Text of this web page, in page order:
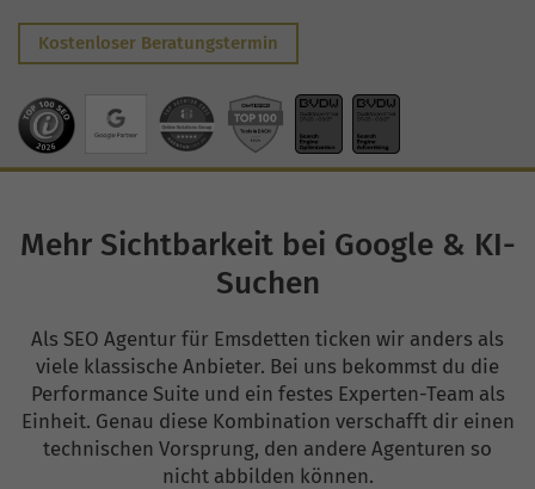
Kostenloser Beratungstermin
Mehr Sichtbarkeit bei Google & KI-
Suchen
Als SEO Agentur für Emsdetten ticken wir anders als
viele klassische Anbieter. Bei uns bekommst du die
Performance Suite und ein festes Experten-Team als
Einheit. Genau diese Kombination verschafft dir einen
technischen Vorsprung, den andere Agenturen so
nicht abbilden können.